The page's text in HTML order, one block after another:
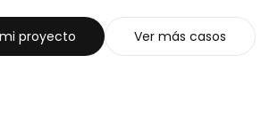
proyecto Ver más casos